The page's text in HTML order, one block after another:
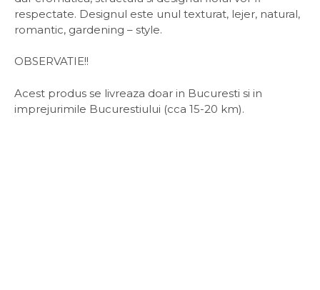
respectate. Designul este unul texturat, lejer, natural,
romantic, gardening – style.
OBSERVATIE!!
Acest produs se livreaza doar in Bucuresti si in
imprejurimile Bucurestiului (cca 15-20 km).